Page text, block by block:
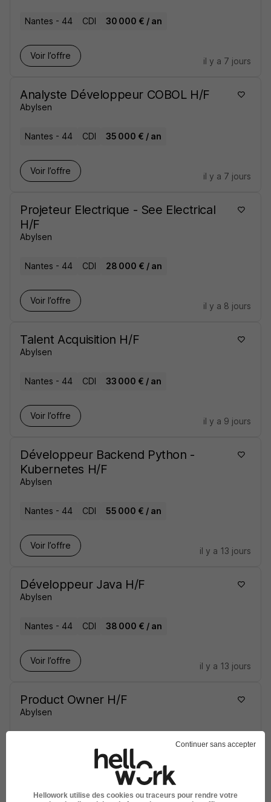
Nantes - 44 CDI 30 000 € / an
Voir l’offre
il y a 7 jours
Analyste Développeur COBOL H/F
Abylsen
Nantes - 44 CDI 35 000 € / an
Voir l’offre
il y a 7 jours
Projeteur Electrique - See Electrical
H/F
Abylsen
Nantes - 44 CDI 28 000 € / an
Voir l’offre
il y a 8 jours
Talent Acquisition H/F
Abylsen
Nantes - 44 CDI 33 000 € / an
Voir l’offre
il y a 9 jours
Développeur Backend Python -
Kubernetes H/F
Abylsen
Nantes - 44 CDI 55 000 € / an
Voir l’offre
il y a 13 jours
Développeur Java H/F
Abylsen
Nantes - 44 CDI 38 000 € / an
Voir l’offre
il y a 13 jours
Product Owner H/F
Abylsen
Continuer sans accepter
Hellowork utilise des cookies ou traceurs pour rendre votre